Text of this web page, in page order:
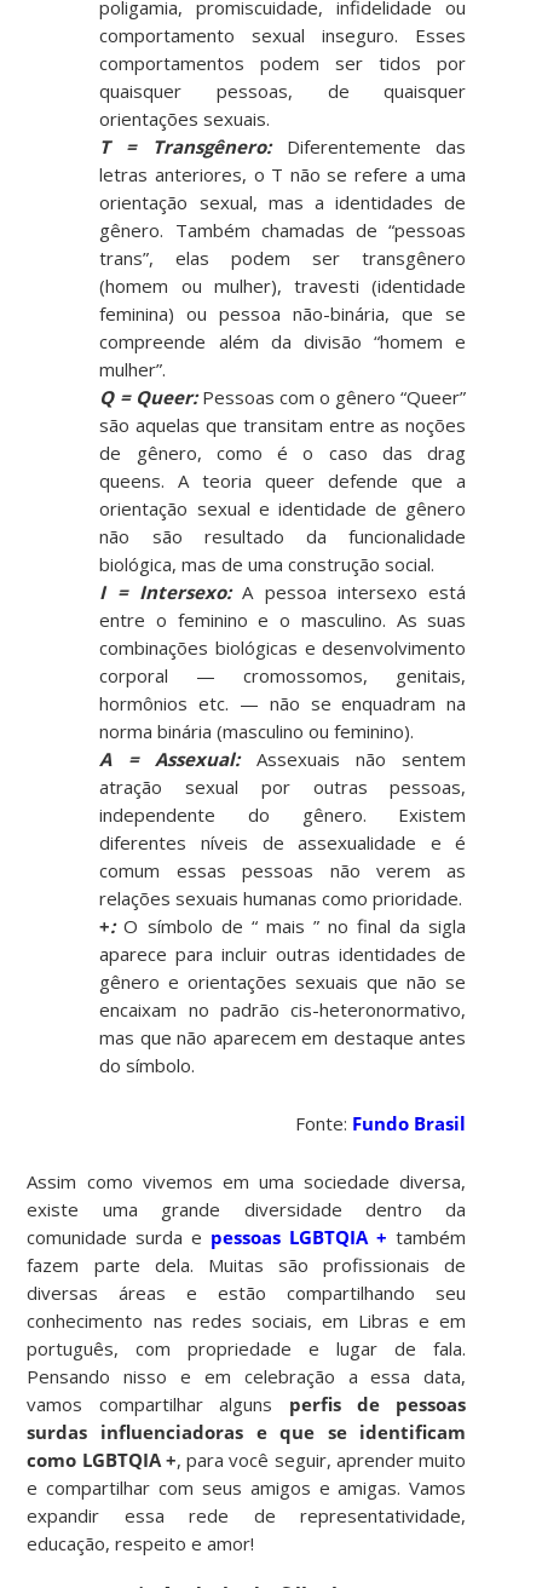
poligamia, promiscuidade, infidelidade ou
comportamento sexual inseguro. Esses
comportamentos podem ser tidos por
quaisquer pessoas, de quaisquer
orientações sexuais.
T = Transgênero:Diferentemente das
letras anteriores, o T não se refere a uma
orientação sexual, mas a identidades de
gênero. Também chamadas de “pessoas
trans”, elas podem ser transgênero
(homem ou mulher), travesti (identidade
feminina) ou pessoa não-binária, que se
compreende além da divisão “homem e
mulher”.
Q = Queer:Pessoas com o gênero “Queer”
são aquelas que transitam entre as noções
de gênero, como é o caso das drag
queens. A teoria queer defende que a
orientação sexual e identidade de gênero
não são resultado da funcionalidade
biológica, mas de uma construção social.
I = Intersexo:A pessoa intersexo está
entre o feminino e o masculino. As suas
combinações biológicas e desenvolvimento
corporal — cromossomos, genitais,
hormônios etc. — não se enquadram na
norma binária (masculino ou feminino).
A = Assexual:Assexuais não sentem
atração sexual por outras pessoas,
independente do gênero. Existem
diferentes níveis de assexualidade e é
comum essas pessoas não verem as
relações sexuais humanas como prioridade.
+:O símbolo de “ mais ” no final da sigla
aparece para incluir outras identidades de
gênero e orientações sexuais que não se
encaixam no padrão cis-heteronormativo,
mas que não aparecem em destaque antes
do símbolo.
Fonte: Fundo Brasil
Assim como vivemos em uma sociedade diversa,
existe uma grande diversidade dentro da
comunidade surda e pessoas LGBTQIA + também
fazem parte dela. Muitas são profissionais de
diversas áreas e estão compartilhando seu
conhecimento nas redes sociais, em Libras e em
português, com propriedade e lugar de fala.
Pensando nisso e em celebração a essa data,
vamos compartilhar alguns perfis de pessoas
surdas influenciadoras e que se identificam
como LGBTQIA +, para você seguir, aprender muito
e compartilhar com seus amigos e amigas. Vamos
expandir essa rede de representatividade,
educação, respeito e amor!